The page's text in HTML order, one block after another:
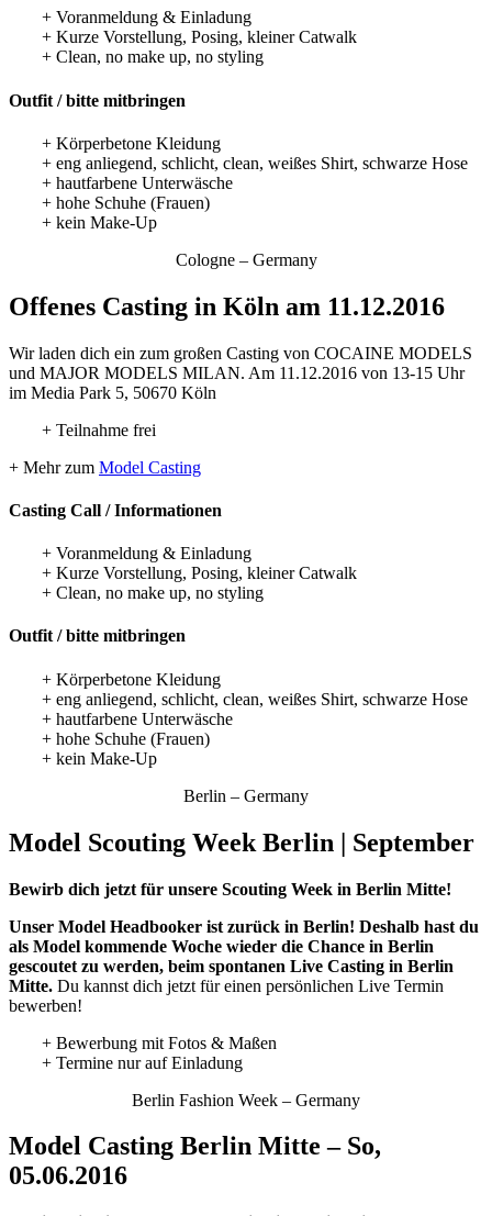
+ Voranmeldung & Einladung
+ Kurze Vorstellung, Posing, kleiner Catwalk
+ Clean, no make up, no styling
Outfit / bitte mitbringen
+ Körperbetone Kleidung
+ eng anliegend, schlicht, clean, weißes Shirt, schwarze Hose
+ hautfarbene Unterwäsche
+ hohe Schuhe (Frauen)
+ kein Make-Up
Cologne – Germany
Offenes Casting in Köln am 11.12.2016
Wir laden dich ein zum großen Casting von COCAINE MODELS
und MAJOR MODELS MILAN. Am 11.12.2016 von 13-15 Uhr
im Media Park 5, 50670 Köln
+ Teilnahme frei
+ Mehr zum Model Casting
Casting Call / Informationen
+ Voranmeldung & Einladung
+ Kurze Vorstellung, Posing, kleiner Catwalk
+ Clean, no make up, no styling
Outfit / bitte mitbringen
+ Körperbetone Kleidung
+ eng anliegend, schlicht, clean, weißes Shirt, schwarze Hose
+ hautfarbene Unterwäsche
+ hohe Schuhe (Frauen)
+ kein Make-Up
Berlin – Germany
Model Scouting Week Berlin | September
Bewirb dich jetzt für unsere Scouting Week in Berlin Mitte!
Unser Model Headbooker ist zurück in Berlin! Deshalb hast du
als Model kommende Woche wieder die Chance in Berlin
gescoutet zu werden, beim spontanen Live Casting in Berlin
Mitte. Du kannst dich jetzt für einen persönlichen Live Termin
bewerben!
+ Bewerbung mit Fotos & Maßen
+ Termine nur auf Einladung
Berlin Fashion Week – Germany
Model Casting Berlin Mitte – So,
05.06.2016